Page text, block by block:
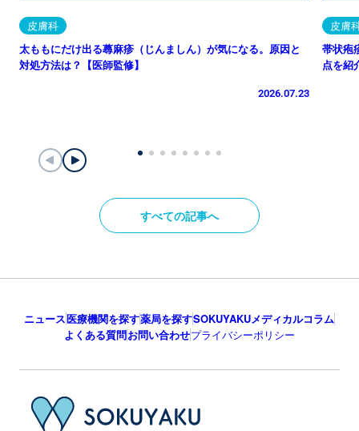
皮膚科
太ももにだけ出る蕁麻疹（じんましん）が気になる。原因と
対処方法は？【医師監修】
2026.07.23
皮膚
帯状疱
点を紹
すべての記事へ
ニュース医療機関を探す薬局を探すSOKUYAKUメディカルコラム
よくある質問お問い合わせプライバシーポリシー